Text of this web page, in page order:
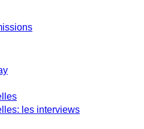
les interviews